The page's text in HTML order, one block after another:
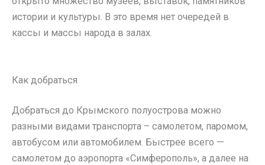
истории и культуры. В это время нет очередей в
кассы и массы народа в залах.
Как добраться
Добраться до Крымского полуострова можно
разными видами транспорта – самолетом, паромом,
автобусом или автомобилем. Быстрее всего —
самолетом до аэропорта «Симферополь», а далее на